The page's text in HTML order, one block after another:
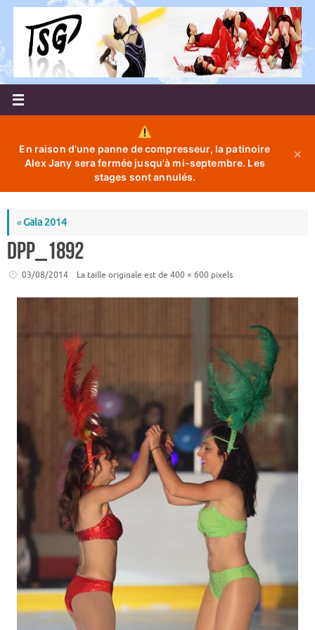
Passer
contenu
En raison d'une panne de compresseur, la patinoire
Alex Jany sera fermée jusqu'à mi-septembre. Les
stages sont annulés.
✕
«Gala 2014
DPP_1892
03/08/2014 La taille originale est de 400 × 600 pixels